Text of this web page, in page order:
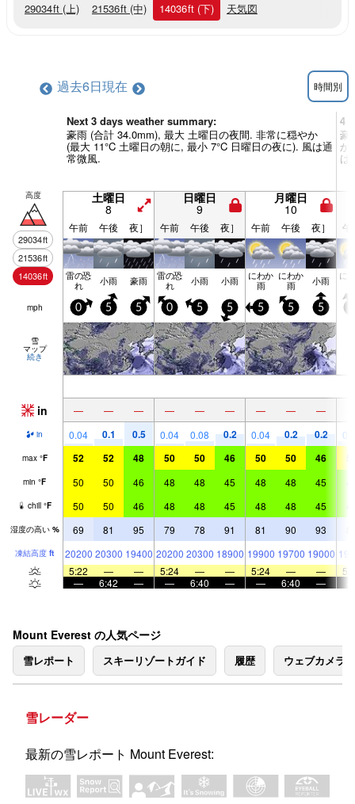
29034ft (上) 21536ft (中) 14036ft (下) 天気図
過去6日現在 時間別
Next 3 days weather summary:
豪雨 (合計 34.0mm), 最大 土曜日の夜間. 非常に穏やか
(最大 11°C 土曜日の朝に, 最小 7°C 日曜日の夜に). 風は通
常微風.
4 -
豪
か
は
高度
29034ft
21536ft
14036ft
土曜日
8
日曜日
9
月曜日
10
午前 午後 夜］ 午前 午後 夜］ 午前 午後 夜］ 午
雷の恐
れ 小雨 豪雨 雷の恐
れ 小雨 小雨 にわか
雨
にわか
雨 小雨 に
mph 0 5 5 0 5 5 5 5 5
雪
マップ
続き
in — — — — — — — — —
in 0.04 0.1 0.5 0.04 0.08 0.2 0.04 0.2 0.2
max °F 52 52 48 50 50 46 50 50 46
min °F 50 50 46 48 48 45 48 48 45
chill °F 50 50 46 48 48 45 48 48 45
湿度の高い % 69 81 95 79 78 91 81 90 93
凍結高度 ft 20200 20300 19400 20200 20300 18900 19900 19700 19000
5:22
— — 5:24 — — 5:24 — —
—
6:42 — — 6:40 — — 6:40 —
Mount Everest の人気ページ
雪レポート スキーリゾートガイド 履歴 ウェブカメラ
雪レーダー
最新の雪レポート Mount Everest: